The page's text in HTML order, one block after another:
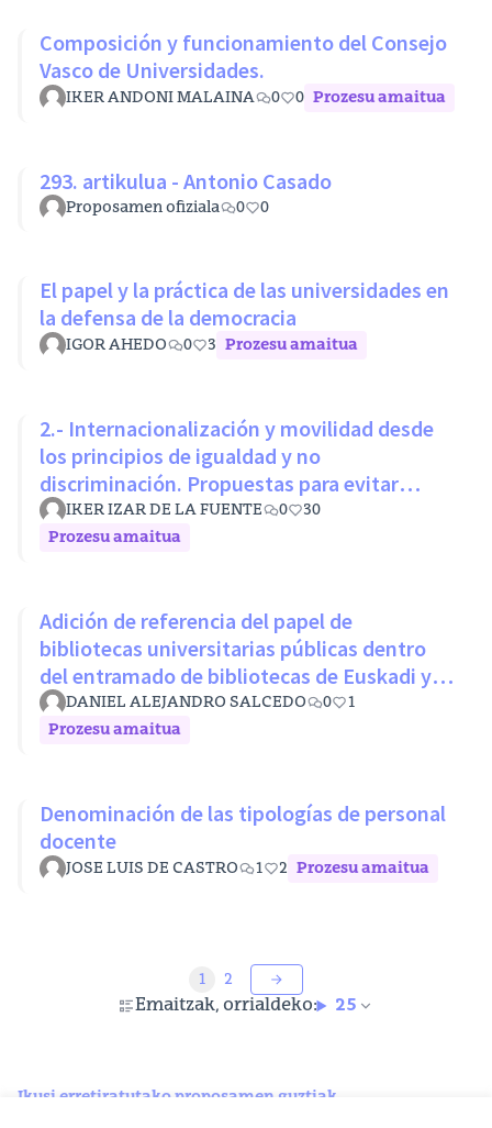
Composición y funcionamiento del Consejo
Vasco de Universidades.
IKER ANDONI MALAINA 0 0 Prozesu amaitua
293. artikulua - Antonio Casado
Proposamen ofiziala 0 0
El papel y la práctica de las universidades en
la defensa de la democracia
IGOR AHEDO 0 3 Prozesu amaitua
2.- Internacionalización y movilidad desde
los principios de igualdad y no
discriminación. Propuestas para evitar
desigualdades estructurales
IKER IZAR DE LA FUENTE 0
30
Prozesu amaitua
Adición de referencia del papel de
bibliotecas universitarias públicas dentro
del entramado de bibliotecas de Euskadi y
RLPE (Ley 11/2007 26 octubre)
DANIEL ALEJANDRO SALCEDO 0
1
Prozesu amaitua
Denominación de las tipologías de personal
docente
JOSE LUIS DE CASTRO 1 2 Prozesu amaitua
Emaitzak, orrialdeko: 25
1 2
Ikusi erretiratutako proposamen guztiak